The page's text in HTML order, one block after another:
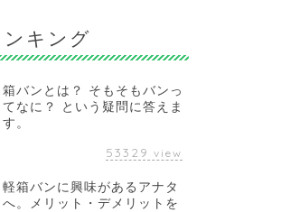
ンキング
箱バンとは？ そもそもバンっ
てなに？ という疑問に答えま
す。
53329 view
軽箱バンに興味があるアナタ
へ。メリット・デメリットを